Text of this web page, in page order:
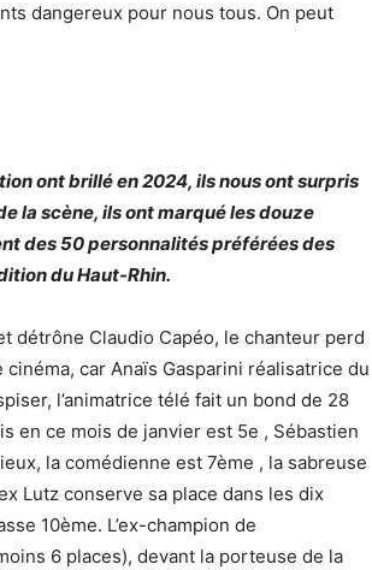
dangereux pour nous tous. On peut
ont brillé en 2024, ils nous ont surpris
la scène, ils ont marqué les douze
des 50 personnalités préférées des
du Haut-Rhin.
détrône Claudio Capéo, le chanteur perd
car Anaïs Gasparini réalisatrice du
l’animatrice télé fait un bond de 28
en ce mois de janvier est 5e , Sébastien
la comédienne est 7ème , la sabreuse
Lutz conserve sa place dans les dix
10ème. L’ex-champion de
6 places), devant la porteuse de la